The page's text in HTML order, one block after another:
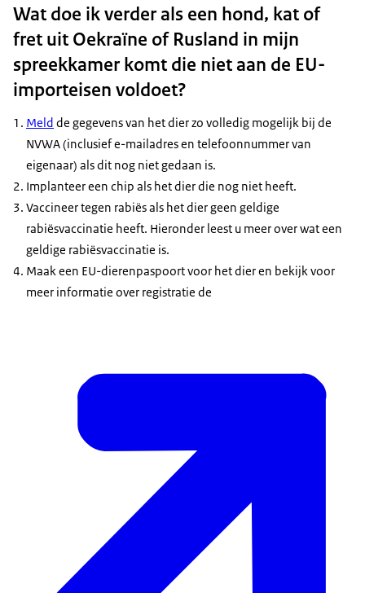
Wat doe ik verder als een hond, kat of
fret uit Oekraïne of Rusland in mijn
spreekkamer komt die niet aan de EU-
importeisen voldoet?
Meld de gegevens van het dier zo volledig mogelijk bij de
NVWA (inclusief e-mailadres en telefoonnummer van
eigenaar) als dit nog niet gedaan is.
Implanteer een chip als het dier die nog niet heeft.
Vaccineer tegen rabiës als het dier geen geldige
rabiësvaccinatie heeft. Hieronder leest u meer over wat een
geldige rabiësvaccinatie is.
Maak een EU-dierenpaspoort voor het dier en bekijk voor
meer informatie over registratie de